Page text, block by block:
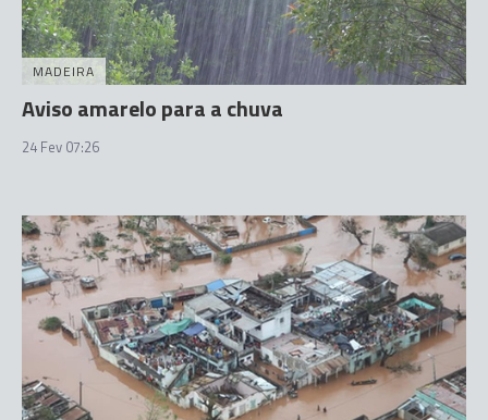
MADEIRA
Aviso amarelo para a chuva
24 Fev 07:26